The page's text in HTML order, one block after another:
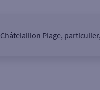
Châtelaillon Plage,